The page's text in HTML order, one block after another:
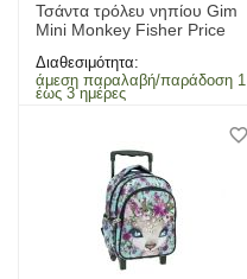
Τσάντα τρόλευ νηπίου Gim
Mini Monkey Fisher Price
Διαθεσιμότητα:
άμεση παραλαβή/παράδοση 1
έως 3 ημέρες